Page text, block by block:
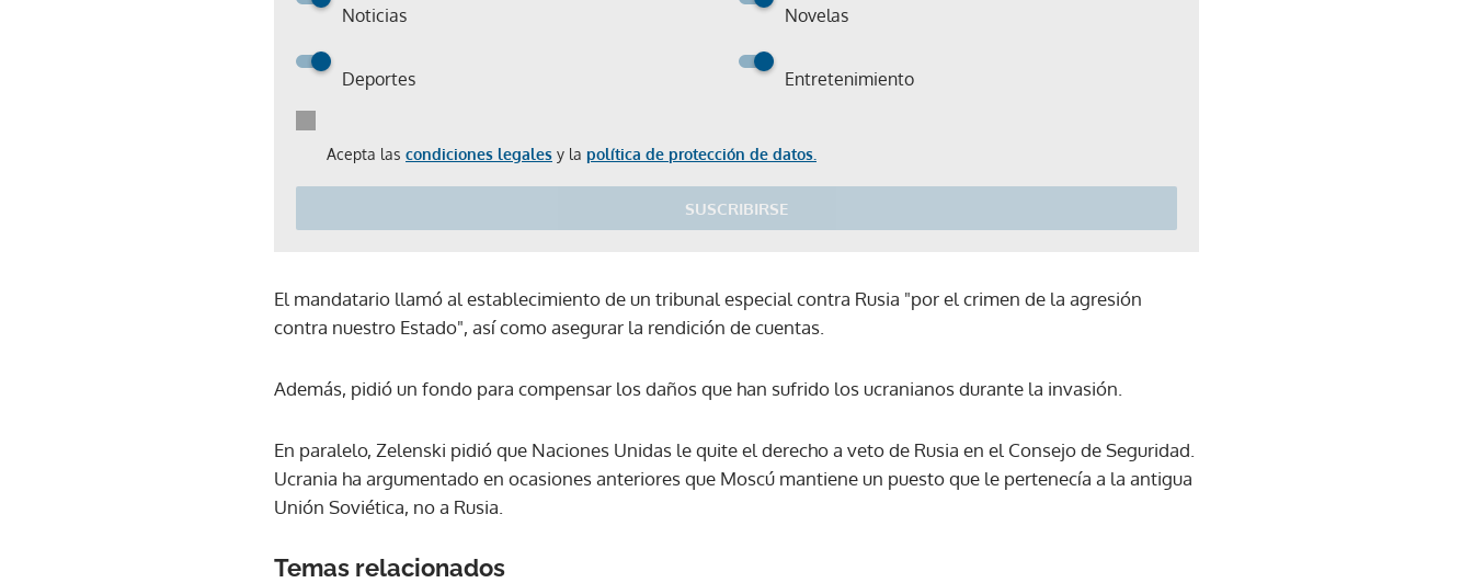
Noticias Novelas
Deportes Entretenimiento
Acepta las condiciones legales y la política de protección de datos.
SUSCRIBIRSE
El mandatario llamó al establecimiento de un tribunal especial contra Rusia "por el crimen de la agresión
contra nuestro Estado", así como asegurar la rendición de cuentas.
Además, pidió un fondo para compensar los daños que han sufrido los ucranianos durante la invasión.
En paralelo, Zelenski pidió que Naciones Unidas le quite el derecho a veto de Rusia en el Consejo de Seguridad.
Ucrania ha argumentado en ocasiones anteriores que Moscú mantiene un puesto que le pertenecía a la antigua
Unión Soviética, no a Rusia.
Temas relacionados